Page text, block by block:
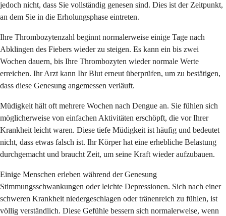
jedoch nicht, dass Sie vollständig genesen sind. Dies ist der Zeitpunkt,
an dem Sie in die Erholungsphase eintreten.
Ihre Thrombozytenzahl beginnt normalerweise einige Tage nach
Abklingen des Fiebers wieder zu steigen. Es kann ein bis zwei
Wochen dauern, bis Ihre Thrombozyten wieder normale Werte
erreichen. Ihr Arzt kann Ihr Blut erneut überprüfen, um zu bestätigen,
dass diese Genesung angemessen verläuft.
Müdigkeit hält oft mehrere Wochen nach Dengue an. Sie fühlen sich
möglicherweise von einfachen Aktivitäten erschöpft, die vor Ihrer
Krankheit leicht waren. Diese tiefe Müdigkeit ist häufig und bedeutet
nicht, dass etwas falsch ist. Ihr Körper hat eine erhebliche Belastung
durchgemacht und braucht Zeit, um seine Kraft wieder aufzubauen.
Einige Menschen erleben während der Genesung
Stimmungsschwankungen oder leichte Depressionen. Sich nach einer
schweren Krankheit niedergeschlagen oder tränenreich zu fühlen, ist
völlig verständlich. Diese Gefühle bessern sich normalerweise, wenn